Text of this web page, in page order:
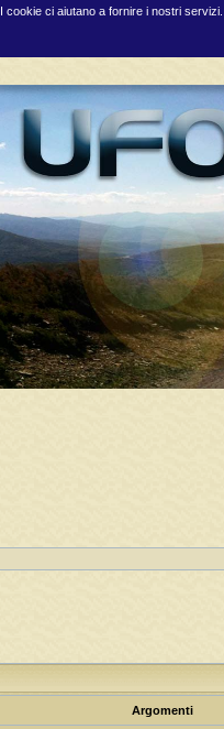
I cookie ci aiutano a fornire i nostri
Argomenti